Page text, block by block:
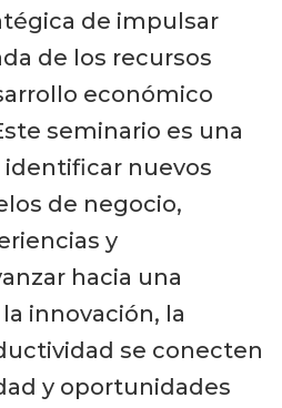
de impulsar
de los recursos
económico
seminario es una
nuevos
de negocio,
y
hacia una
innovación, la
se conecten
y oportunidades